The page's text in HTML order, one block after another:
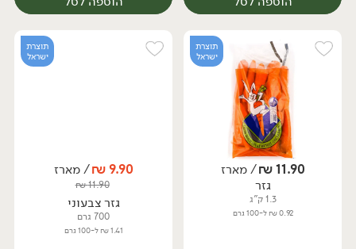
מארז ק״ג
תוצרת
ישראל
11.90
₪/ מארז
גזר
1.3 ק"ג
0.92 ₪ ל-100 גרם
תוצרת
ישראל
9.90
₪/ מארז
11.90
₪
גזר צבעוני
700 גרם
1.41 ₪ ל-100 גרם